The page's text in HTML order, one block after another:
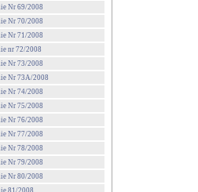
Nr 69/2008
Nr 70/2008
Nr 71/2008
nr 72/2008
Nr 73/2008
Nr 73A/2008
Nr 74/2008
Nr 75/2008
Nr 76/2008
Nr 77/2008
Nr 78/2008
Nr 79/2008
Nr 80/2008
81/2008